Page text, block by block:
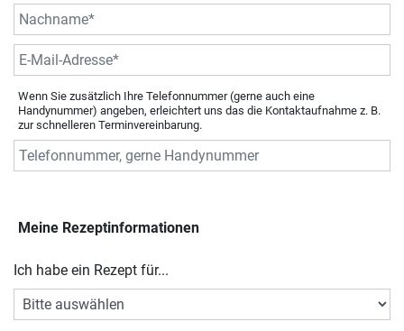
Wenn Sie zusätzlich Ihre Telefonnummer (gerne auch eine
Handynummer) angeben, erleichtert uns das die Kontaktaufnahme z. B.
zur schnelleren Terminvereinbarung.
Meine Rezeptinformationen
Ich habe ein Rezept für...